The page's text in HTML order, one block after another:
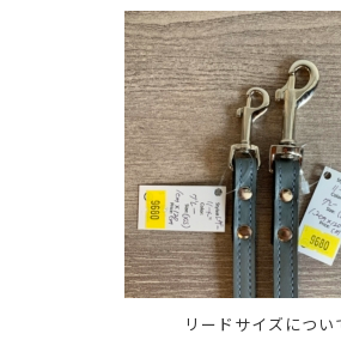
リードサイズについ